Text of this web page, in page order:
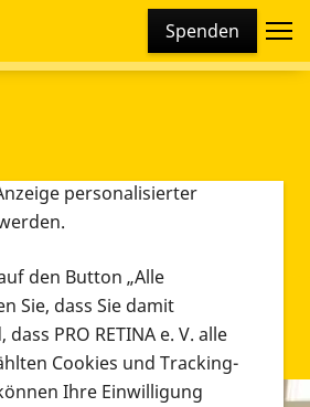
Spenden
verschiedene Cookies und
beinhaltet Cookies und
personalisierter
den Button „Alle
Sie, dass Sie damit
PRO RETINA e. V. alle
Cookies und Tracking-
Ihre Einwilligung